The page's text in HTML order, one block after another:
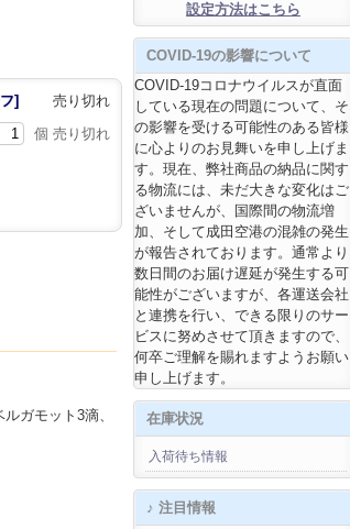
] 売り切れ
個 売り切れ
ガモット3滴、
設定方法はこちら
COVID-19の影響について
COVID-19コロナウイルスが直面
している現在の問題について、そ
の影響を受ける可能性のある皆様
に心よりのお見舞いを申し上げま
す。現在、弊社商品の納品に関す
る物流には、未だ大きな変化はご
ざいませんが、国際間の物流増
加、そして成田空港の混雑の発生
が報告されております。通常より
数日間のお届け遅延が発生する可
能性がございますが、各運送会社
と連携を行い、できる限りのサー
ビスに努めさせて頂きますので、
何卒ご理解を賜れますようお願い
申し上げます。
在庫状況
入荷待ち情報
♪ 注目情報